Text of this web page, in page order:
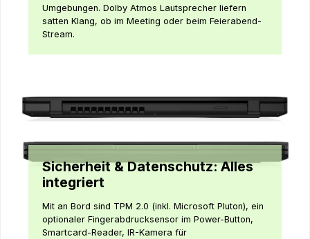
Umgebungen. Dolby Atmos Lautsprecher liefern
satten Klang, ob im Meeting oder beim Feierabend-
Stream.
Sicherheit & Datenschutz: Alles
integriert
Mit an Bord sind TPM 2.0 (inkl. Microsoft Pluton), ein
optionaler Fingerabdrucksensor im Power-Button,
Smartcard-Reader, IR-Kamera für